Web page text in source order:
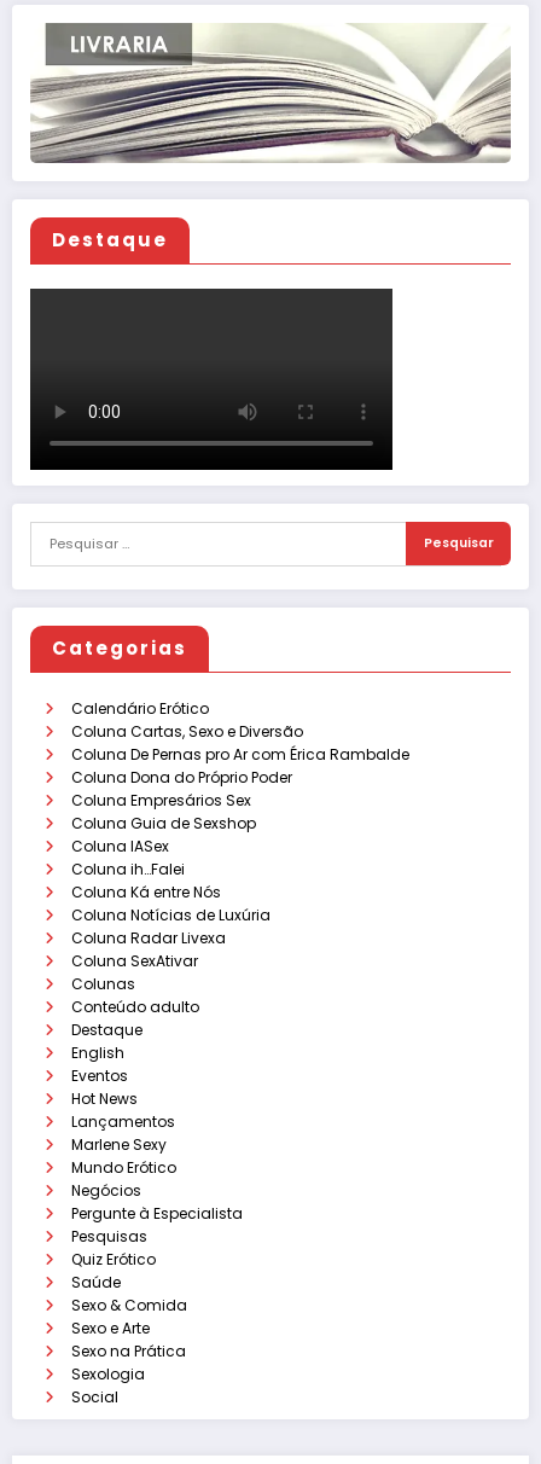
Destaque
Categorias
Calendário Erótico
Coluna Cartas, Sexo e Diversão
Coluna De Pernas pro Ar com Érica Rambalde
Coluna Dona do Próprio Poder
Coluna Empresários Sex
Coluna Guia de Sexshop
Coluna IASex
Coluna ih…Falei
Coluna Ká entre Nós
Coluna Notícias de Luxúria
Coluna Radar Livexa
Coluna SexAtivar
Colunas
Conteúdo adulto
Destaque
English
Eventos
Hot News
Lançamentos
Marlene Sexy
Mundo Erótico
Negócios
Pergunte à Especialista
Pesquisas
Quiz Erótico
Saúde
Sexo & Comida
Sexo e Arte
Sexo na Prática
Sexologia
Social